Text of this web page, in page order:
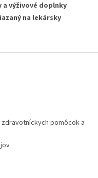
a výživové doplnky
na lekársky
pomôcok a